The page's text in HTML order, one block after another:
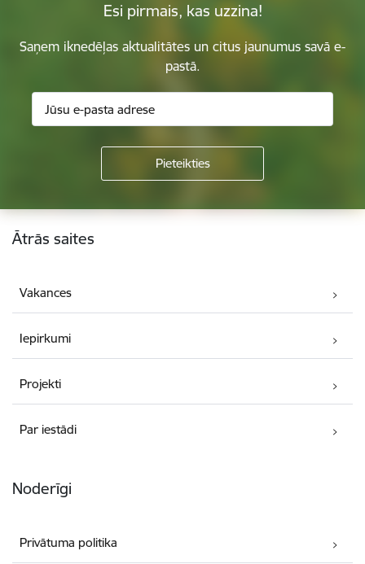
Esi pirmais, kas uzzina!
Saņem iknedēļas aktualitātes un citus jaunumus savā e-
pastā.
Kājene
Ātrās saites
Vakances
Iepirkumi
Projekti
Par iestādi
Noderīgi
Privātuma politika